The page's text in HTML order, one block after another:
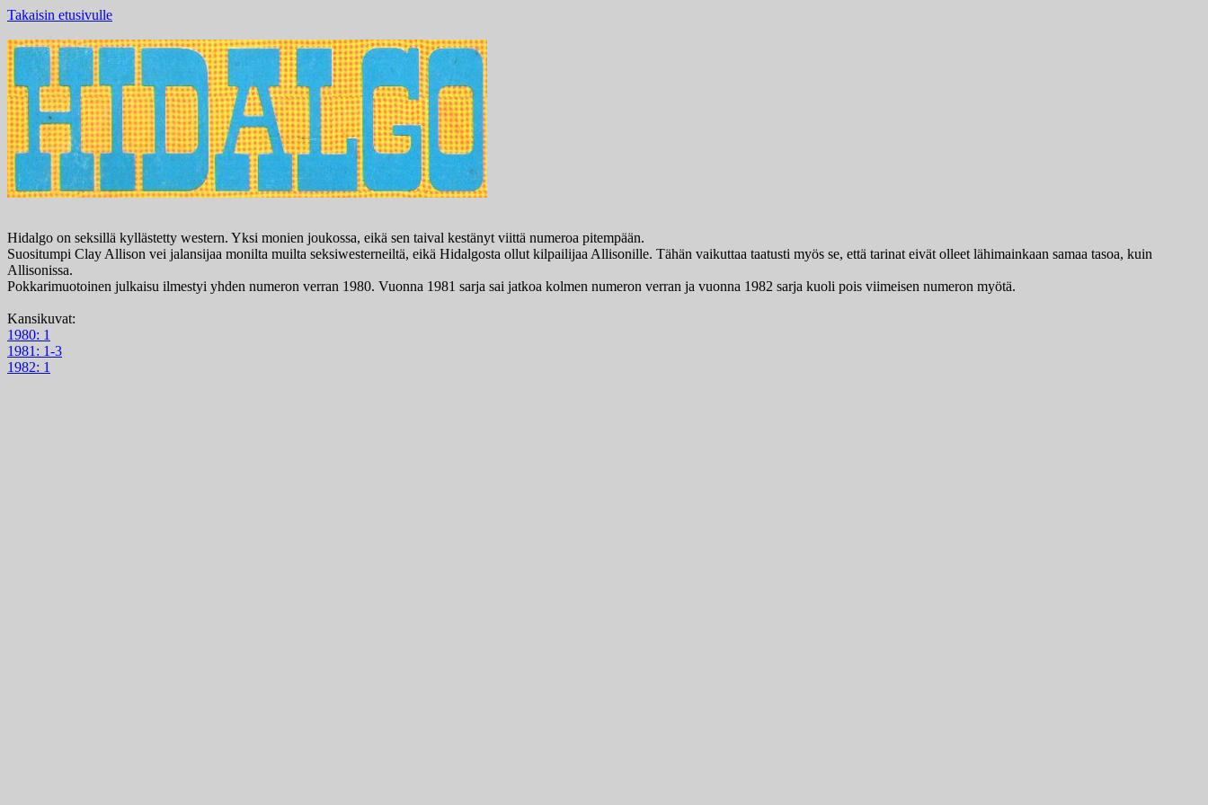
Takaisin etusivulle
Hidalgo on seksillä kyllästetty western. Yksi monien joukossa, eikä sen taival kestänyt viittä numeroa pitempään.
Suositumpi Clay Allison vei jalansijaa monilta muilta seksiwesterneiltä, eikä Hidalgosta ollut kilpailijaa Allisonille. Tähän vaikuttaa taatusti myös se, että tarinat eivät olleet lähimainkaan samaa tasoa, kuin
Allisonissa.
Pokkarimuotoinen julkaisu ilmestyi yhden numeron verran 1980. Vuonna 1981 sarja sai jatkoa kolmen numeron verran ja vuonna 1982 sarja kuoli pois viimeisen numeron myötä.
Kansikuvat:
1980: 1
1981: 1-3
1982: 1